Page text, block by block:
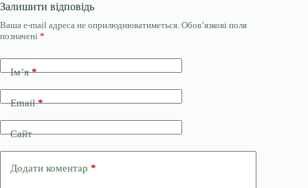
Залишити відповідь
Ваша e-mail адреса не оприлюднюватиметься. Обов’язкові поля
позначені *
Ім’я*
Email*
Сайт
Додати коментар *